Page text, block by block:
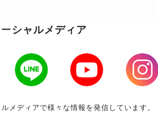
シャルメディア
LINE Youtube
Instagram
メディアで様々な情報を発信しています。